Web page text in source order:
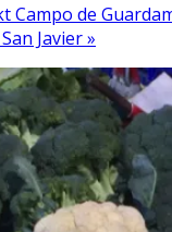
Campo de
Javier»